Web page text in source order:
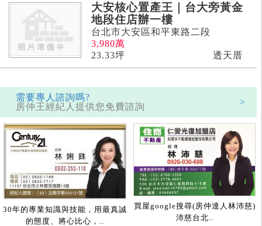
大安核心置產王｜台大旁黃金
地段住店辦一樓
台北市大安區和平東路二段
3,980萬
23.33坪 透天厝
需要專人諮詢嗎?
房仲王經紀人提供您免費諮詢
>
30年的專業知識與技能，用最真誠
的態度、將心比心，..
買屋google搜尋(房仲達人林沛慈)
沛慈台北..